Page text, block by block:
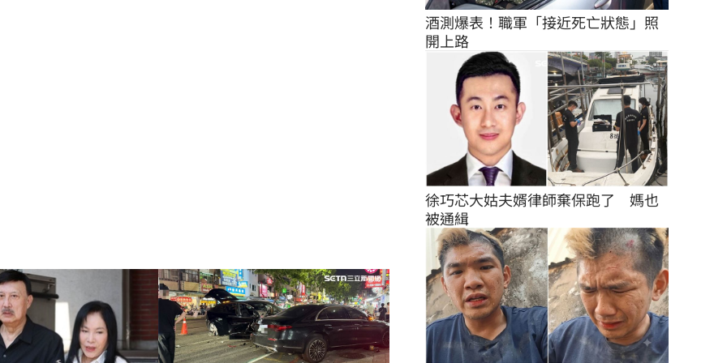
酒測爆表！職軍「接近死亡狀態」照
開上路
徐巧芯大姑夫婿律師棄保跑了　媽也
被通緝